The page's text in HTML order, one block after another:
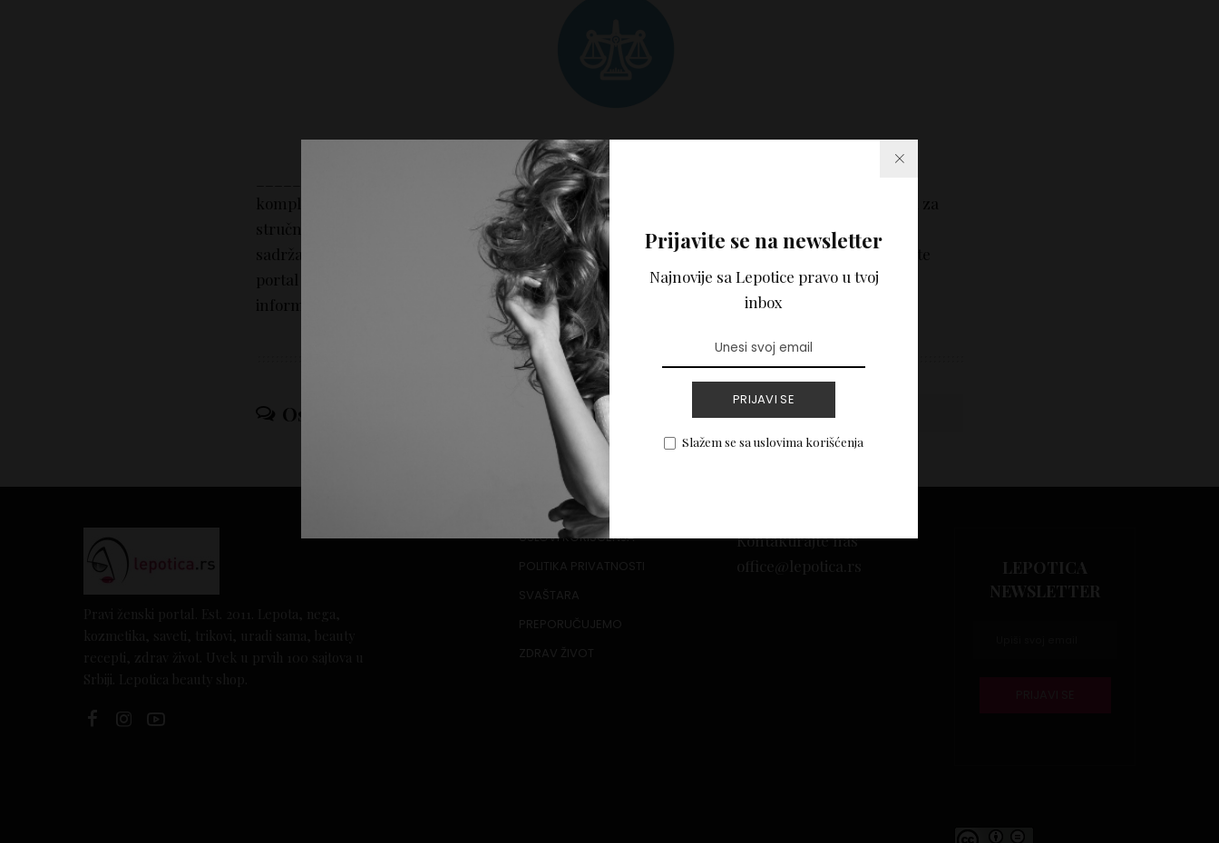
Prijavite se na newsletter
Najnovije sa Lepotice pravo u tvoj
inbox
PRIJAVI SE
Slažem se sa uslovima korišćenja
_____________________________________________________________ Svi tekstovi i
kompletan sadržaj na portalu Lepotica.rs napisani su samo u informativne svrhe i nije zamena za
stručni savet. Portal Lepotica.rs ne pruža medicinske, psihološke niti bilo koje stručne savete i
sadržaj tekstova na portalu ne predstavlja mišljenje autora i nije zamena za stručno mišljenje, te
portal Lepotica.rs ne može preuzeti odgovornost za eventualnu štetu nastalu korišćenjem
informacija iz sadržaja tekstova.
Ostavi odgovor Vidi komentare
USLOVI KORIŠĆENJA
POLITIKA PRIVATNOSTI
SVAŠTARA
PREPORUČUJEMO
ZDRAV ŽIVOT
Kontaktirajte nas
office@lepotica.rs
LEPOTICA
NEWSLETTER